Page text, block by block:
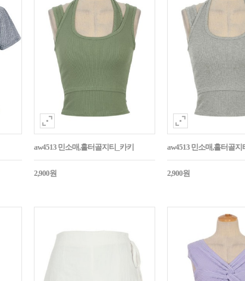
aw4513 민소매,홀터골지티_카키
2,900원
aw4513 민소매,홀터골지
2,900원